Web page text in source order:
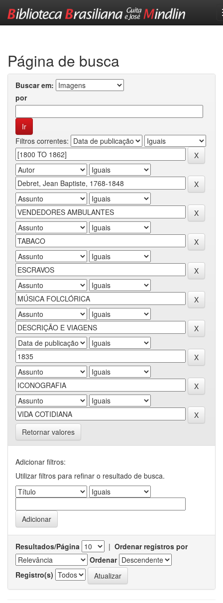
Página de busca
Buscar em:
por
Filtros correntes:
Retornar valores
Adicionar filtros:
Utilizar filtros para refinar o resultado de busca.
Resultados/Página | Ordenar registros por
Ordenar
Registro(s)